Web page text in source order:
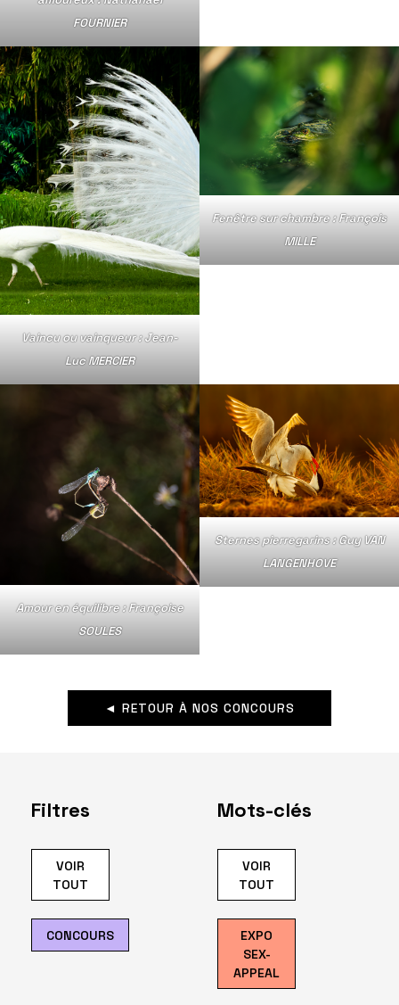
FOURNIER
Vaincu ou vainqueur : Jean-
Luc MERCIER
Fenêtre sur chambre : François
MILLE
Amour en équilibre : Françoise
SOULES
Sternes pierregarins : Guy VAN
LANGENHOVE
◄ RETOUR À NOS CONCOURS
Filtres
VOIR
TOUT
CONCOURS
Mots-clés
VOIR
TOUT
EXPO
SEX-
APPEAL